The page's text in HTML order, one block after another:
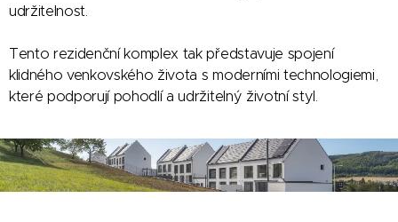
udržitelnost.
Tento rezidenční komplex tak představuje spojení
klidného venkovského života s moderními technologiemi,
které podporují pohodlí a udržitelný životní styl.